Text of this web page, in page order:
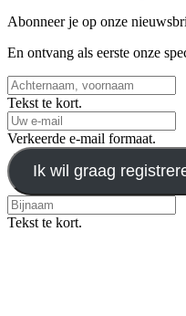
Abonneer je op onze
En ontvang als eerste onze
Tekst te kort.
Verkeerde e-mail formaat.
Ik wil graag
Tekst te kort.